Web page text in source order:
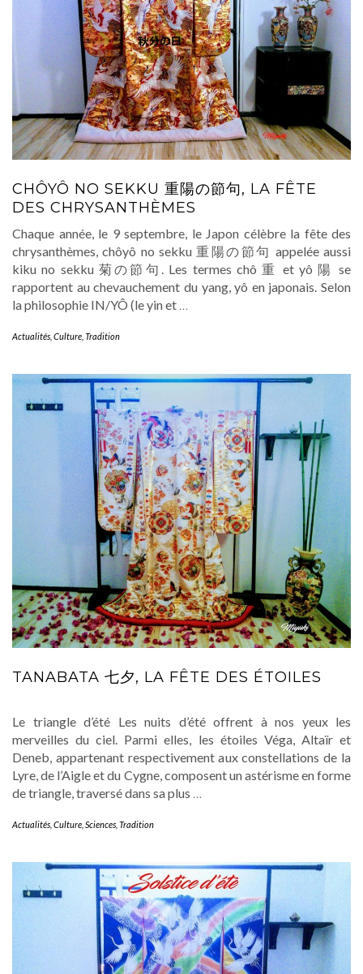
CHÔYÔ NO SEKKU 重陽の節句, LA FÊTE
DES CHRYSANTHÈMES
Chaque année, le 9 septembre, le Japon célèbre la fête des
chrysanthèmes, chôyô no sekku 重陽の節句 appelée aussi
kiku no sekku 菊の節句. Les termes chô 重 et yô 陽 se
rapportent au chevauchement du yang, yô en japonais. Selon
la philosophie IN/YÔ (le yin et …
Actualités Culture Tradition
TANABATA 七夕, LA FÊTE DES ÉTOILES
Le triangle d’été Les nuits d’été offrent à nos yeux les
merveilles du ciel. Parmi elles, les étoiles Véga, Altaïr et
Deneb, appartenant respectivement aux constellations de la
Lyre, de l’Aigle et du Cygne, composent un astérisme en forme
de triangle, traversé dans sa plus …
Actualités Culture Sciences Tradition